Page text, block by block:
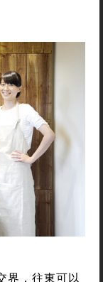
界，往東可以